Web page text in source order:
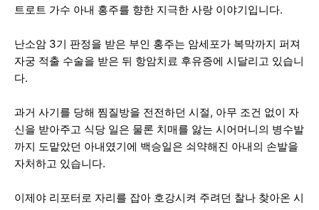
트로트 가수 아내 홍주를 향한 지극한 사랑 이야기입니다.
난소암 3기 판정을 받은 부인 홍주는 암세포가 복막까지 퍼져
자궁 적출 수술을 받은 뒤 항암치료 후유증에 시달리고 있습니
다.
과거 사기를 당해 찜질방을 전전하던 시절, 아무 조건 없이 자
신을 받아주고 식당 일은 물론 치매를 앓는 시어머니의 병수발
까지 도맡았던 아내였기에 백승일은 쇠약해진 아내의 손발을
자처하고 있습니다.
이제야 리포터로 자리를 잡아 호강시켜 주려던 찰나 찾아온 시